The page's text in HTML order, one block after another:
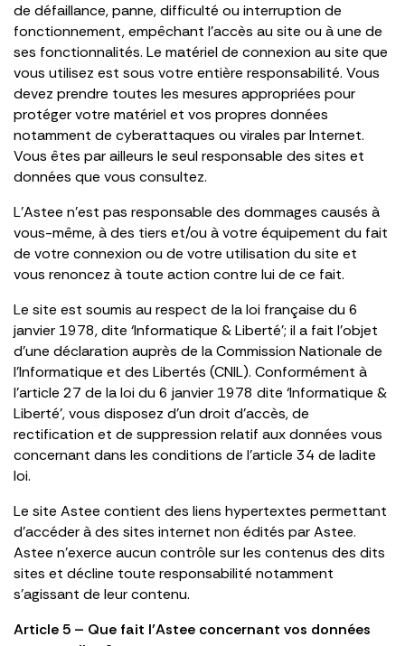
de défaillance, panne, difficulté ou interruption de
fonctionnement, empêchant l’accès au site ou à une de
ses fonctionnalités. Le matériel de connexion au site que
vous utilisez est sous votre entière responsabilité. Vous
devez prendre toutes les mesures appropriées pour
protéger votre matériel et vos propres données
notamment de cyberattaques ou virales par Internet.
Vous êtes par ailleurs le seul responsable des sites et
données que vous consultez.
L’Astee n’est pas responsable des dommages causés à
vous-même, à des tiers et/ou à votre équipement du fait
de votre connexion ou de votre utilisation du site et
vous renoncez à toute action contre lui de ce fait.
Le site est soumis au respect de la loi française du 6
janvier 1978, dite ‘Informatique & Liberté’; il a fait l’objet
d’une déclaration auprès de la Commission Nationale de
l’Informatique et des Libertés (CNIL). Conformément à
l’article 27 de la loi du 6 janvier 1978 dite ‘Informatique &
Liberté’, vous disposez d’un droit d’accès, de
rectification et de suppression relatif aux données vous
concernant dans les conditions de l’article 34 de ladite
loi.
Le site Astee contient des liens hypertextes permettant
d’accéder à des sites internet non édités par Astee.
Astee n’exerce aucun contrôle sur les contenus des dits
sites et décline toute responsabilité notamment
s’agissant de leur contenu.
Article 5 – Que fait l’Astee concernant vos données